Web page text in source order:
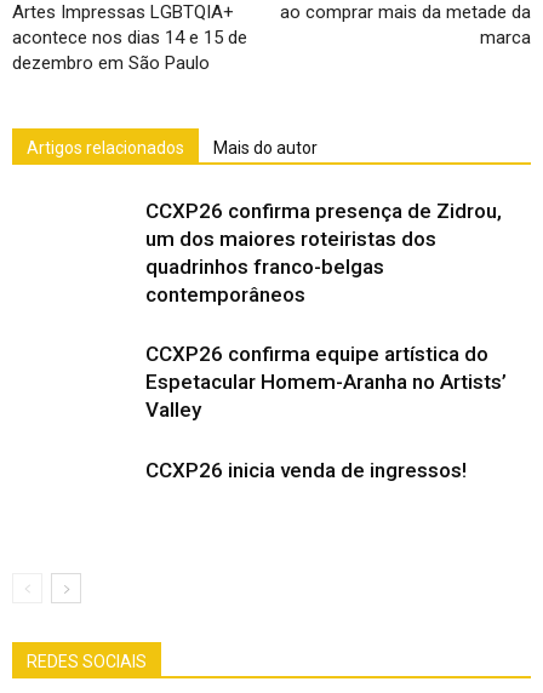
Artes Impressas LGBTQIA+
acontece nos dias 14 e 15 de
dezembro em São Paulo
ao comprar mais da metade da
marca
Artigos relacionados Mais do autor
CCXP26 confirma presença de Zidrou,
um dos maiores roteiristas dos
quadrinhos franco-belgas
contemporâneos
CCXP26 confirma equipe artística do
Espetacular Homem-Aranha no Artists’
Valley
CCXP26 inicia venda de ingressos!
REDES SOCIAIS